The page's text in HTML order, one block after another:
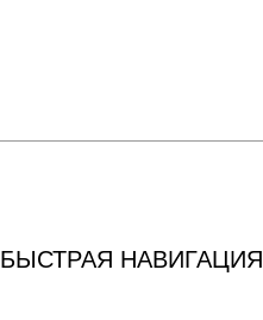
БЫСТРАЯ НАВИГАЦИЯ